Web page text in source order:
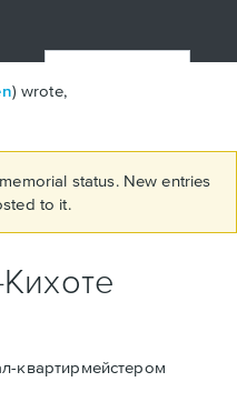
) wrote,
status. New entries
to it.
квартирмейстером